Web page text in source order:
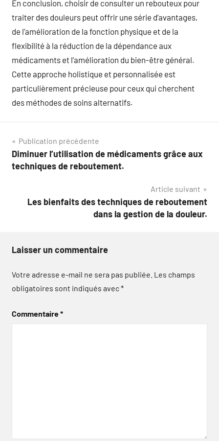
En conclusion, choisir de consulter un rebouteux pour
traiter des douleurs peut offrir une série d’avantages,
de l’amélioration de la fonction physique et de la
flexibilité à la réduction de la dépendance aux
médicaments et l’amélioration du bien-être général.
Cette approche holistique et personnalisée est
particulièrement précieuse pour ceux qui cherchent
des méthodes de soins alternatifs.
Navigation
de
Publication précédente
Diminuer l’utilisation de médicaments grâce aux
techniques de reboutement.
Article suivant
Les bienfaits des techniques de reboutement
dans la gestion de la douleur.
Laisser un commentaire
Votre adresse e-mail ne sera pas publiée. Les champs
obligatoires sont indiqués avec*
Commentaire*